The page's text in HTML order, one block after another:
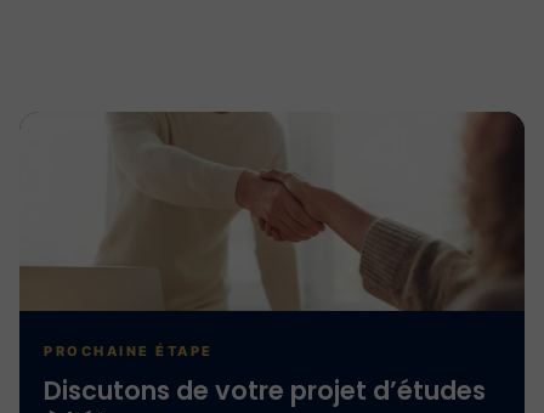
PROCHAINE ÉTAPE
Discutons de votre projet d’études